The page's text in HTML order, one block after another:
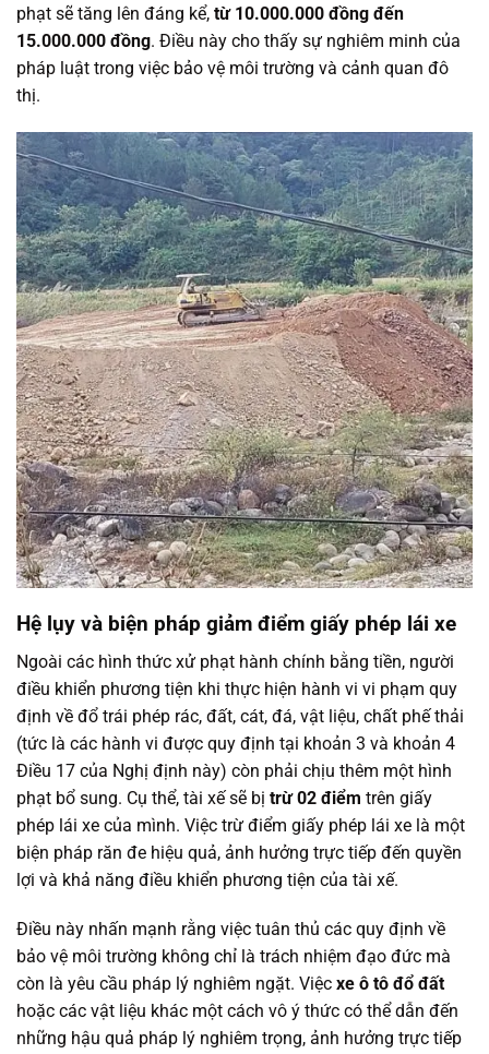
phạt sẽ tăng lên đáng kể, từ 10.000.000 đồng đến
15.000.000 đồng. Điều này cho thấy sự nghiêm minh của
pháp luật trong việc bảo vệ môi trường và cảnh quan đô
thị.
Hệ lụy và biện pháp giảm điểm giấy phép lái xe
Ngoài các hình thức xử phạt hành chính bằng tiền, người
điều khiển phương tiện khi thực hiện hành vi vi phạm quy
định về đổ trái phép rác, đất, cát, đá, vật liệu, chất phế thải
(tức là các hành vi được quy định tại khoản 3 và khoản 4
Điều 17 của Nghị định này) còn phải chịu thêm một hình
phạt bổ sung. Cụ thể, tài xế sẽ bị trừ 02 điểm trên giấy
phép lái xe của mình. Việc trừ điểm giấy phép lái xe là một
biện pháp răn đe hiệu quả, ảnh hưởng trực tiếp đến quyền
lợi và khả năng điều khiển phương tiện của tài xế.
Điều này nhấn mạnh rằng việc tuân thủ các quy định về
bảo vệ môi trường không chỉ là trách nhiệm đạo đức mà
còn là yêu cầu pháp lý nghiêm ngặt. Việc xe ô tô đổ đất
hoặc các vật liệu khác một cách vô ý thức có thể dẫn đến
những hậu quả pháp lý nghiêm trọng, ảnh hưởng trực tiếp